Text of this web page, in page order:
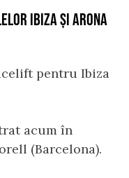
IBIZA ȘI ARONA
pentru Ibiza
acum în
(Barcelona).